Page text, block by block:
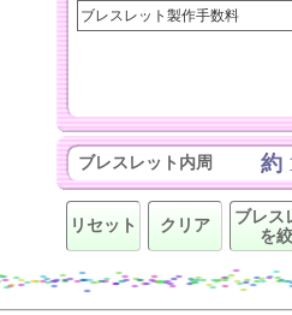
ブレスレット製作手数料
ブレスレット内周 約
リセット クリア
ブレス
を